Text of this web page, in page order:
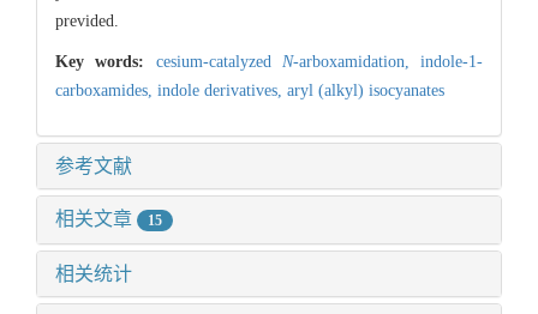
previded.
Key words: cesium-catalyzed N-arboxamidation, indole-1-
carboxamides, indole derivatives, aryl (alkyl) isocyanates
参考文献
相关文章 15
相关统计